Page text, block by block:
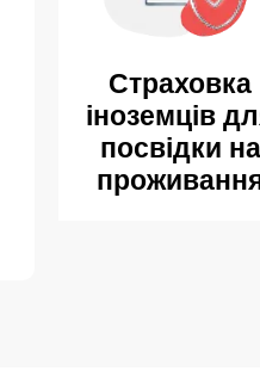
Страховка
іноземців
посвідки на